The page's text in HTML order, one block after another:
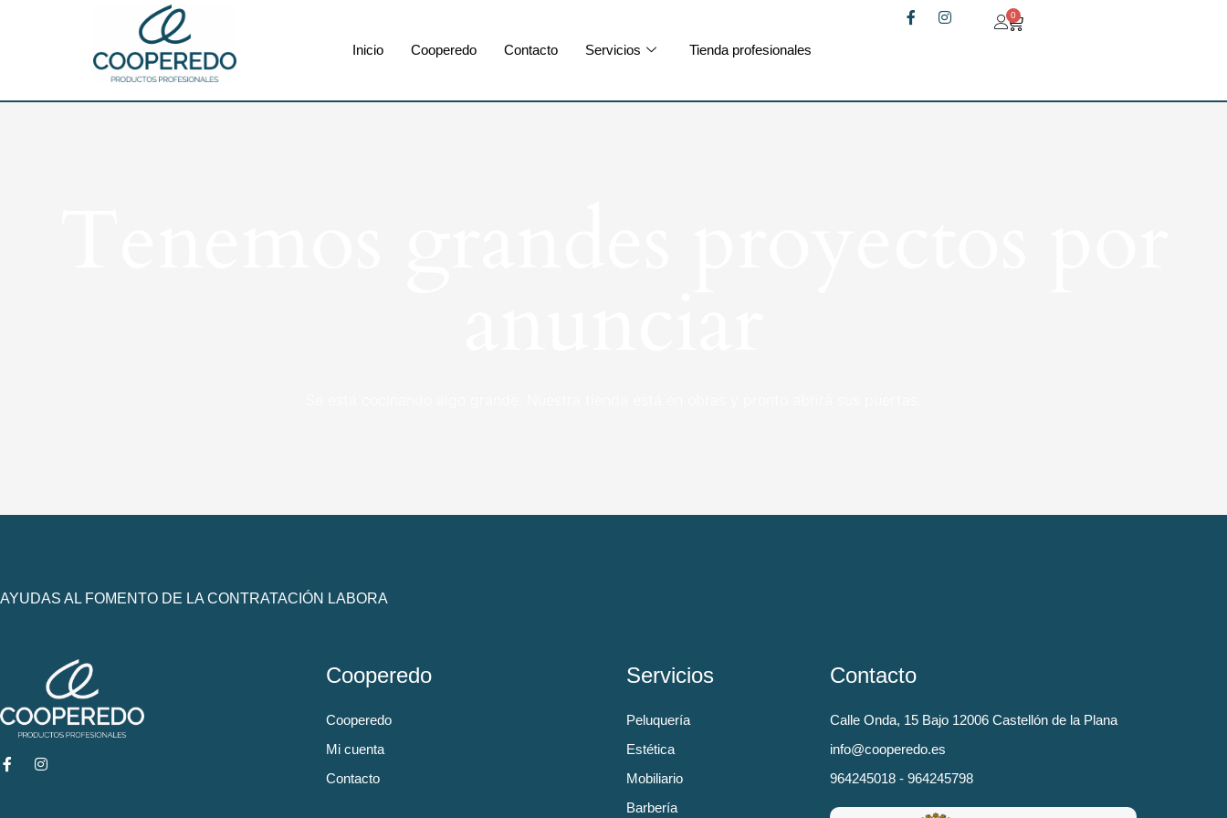
Inicio Cooperedo Contacto Servicios Tienda profesionales
0
AYUDAS AL FOMENTO DE LA CONTRATACIÓN LABORA
Cooperedo
Cooperedo
Mi cuenta
Contacto
Servicios
Peluquería
Estética
Mobiliario
Barbería
Contacto
Calle Onda, 15 Bajo 12006 Castellón de la Plana
info@cooperedo.es
964245018 - 964245798